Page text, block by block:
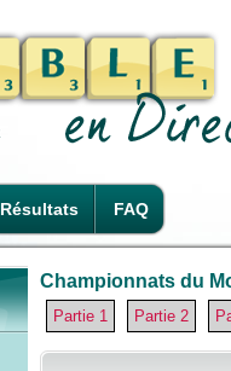
Résultats FAQ
Championnats du
Partie 1 Partie 2